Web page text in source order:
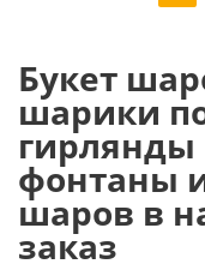
Букет
шарики
фонтаны
шаров в
заказ